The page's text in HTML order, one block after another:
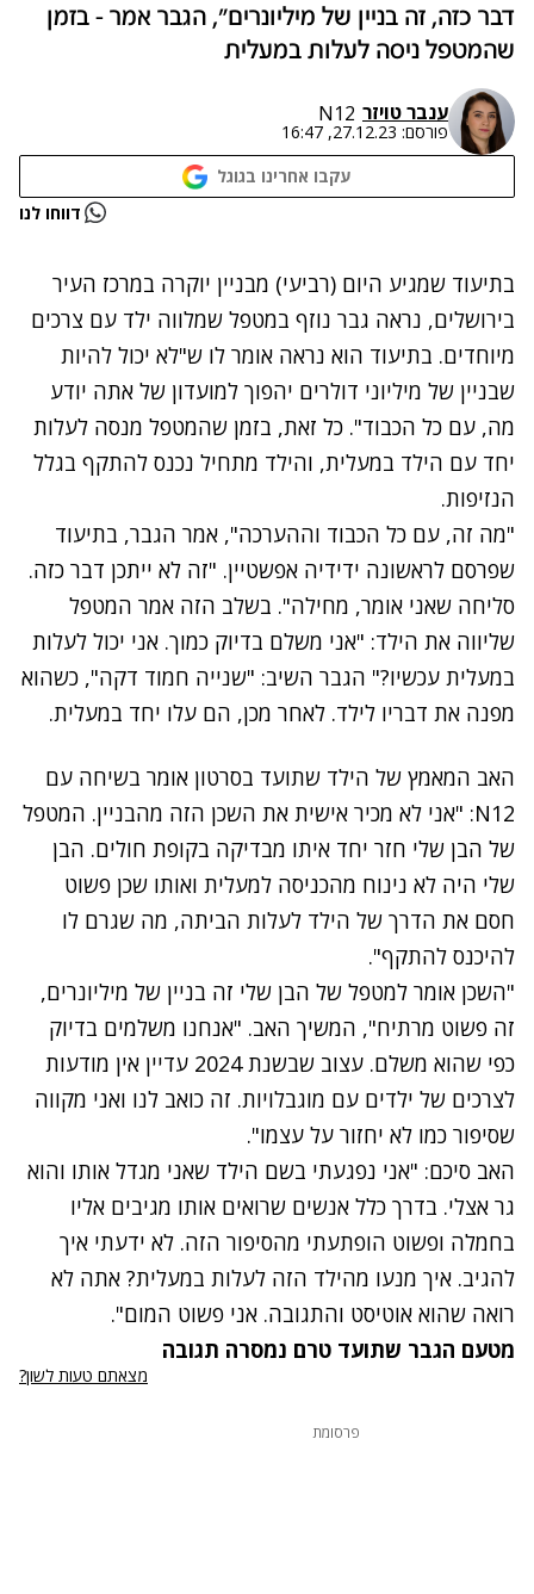
דבר כזה, זה בניין של מיליונרים", הגבר אמר - בזמן
שהמטפל ניסה לעלות במעלית
ענבר טויזר N12
פורסם: 27.12.23, 16:47
עקבו אחרינו בגוגל
נתקלנו בבעיה דווחו לנו
בתיעוד שמגיע היום (רביעי) מבניין יוקרה במרכז העיר
בירושלים, נראה גבר נוזף במטפל שמלווה ילד עם צרכים
מיוחדים. בתיעוד הוא נראה אומר לו ש"לא יכול להיות
שבניין של מיליוני דולרים יהפוך למועדון של אתה יודע
מה, עם כל הכבוד". כל זאת, בזמן שהמטפל מנסה לעלות
יחד עם הילד במעלית, והילד מתחיל נכנס להתקף בגלל
הנזיפות.
"מה זה, עם כל הכבוד וההערכה", אמר הגבר, בתיעוד
שפרסם לראשונה ידידיה אפשטיין. "זה לא ייתכן דבר כזה.
סליחה שאני אומר, מחילה". בשלב הזה אמר המטפל
שליווה את הילד: "אני משלם בדיוק כמוך. אני יכול לעלות
במעלית עכשיו?" הגבר השיב: "שנייה חמוד דקה", כשהוא
מפנה את דבריו לילד. לאחר מכן, הם עלו יחד במעלית.
האב המאמץ של הילד שתועד בסרטון אומר בשיחה עם
N12: "אני לא מכיר אישית את השכן הזה מהבניין. המטפל
של הבן שלי חזר יחד איתו מבדיקה בקופת חולים. הבן
שלי היה לא נינוח מהכניסה למעלית ואותו שכן פשוט
חסם את הדרך של הילד לעלות הביתה, מה שגרם לו
להיכנס להתקף".
"השכן אומר למטפל של הבן שלי זה בניין של מיליונרים,
זה פשוט מרתיח", המשיך האב. "אנחנו משלמים בדיוק
כפי שהוא משלם. עצוב שבשנת 2024 עדיין אין מודעות
לצרכים של ילדים עם מוגבלויות. זה כואב לנו ואני מקווה
שסיפור כמו לא יחזור על עצמו".
האב סיכם: "אני נפגעתי בשם הילד שאני מגדל אותו והוא
גר אצלי. בדרך כלל אנשים שרואים אותו מגיבים אליו
בחמלה ופשוט הופתעתי מהסיפור הזה. לא ידעתי איך
להגיב. איך מנעו מהילד הזה לעלות במעלית? אתה לא
רואה שהוא אוטיסט והתגובה. אני פשוט המום".
מטעם הגבר שתועד טרם נמסרה תגובה
מצאתם טעות לשון?
פרסומת